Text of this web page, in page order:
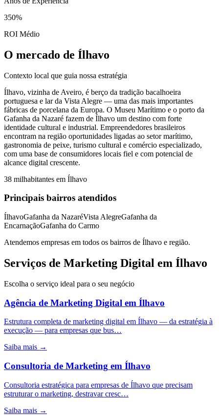
350%
ROI Médio
O mercado de Ílhavo
Contexto local que guia nossa estratégia
Ílhavo, vizinha de Aveiro, é berço da tradição bacalhoeira
portuguesa e lar da Vista Alegre — uma das mais importantes
fábricas de porcelana da Europa. O Museu Marítimo e o porto da
Gafanha da Nazaré fazem de Ílhavo um destino com forte
identidade cultural e industrial. Empreendedores brasileiros
encontram na região oportunidades ligadas ao setor marítimo,
gastronomia de peixe, turismo cultural e comércio especializado,
com uma base de consumidores locais fiel e com potencial de
alcance digital crescente.
38 milhabitantes em Ílhavo
Principais bairros atendidos
ÍlhavoGafanha da NazaréVista AlegreGafanha da
EncarnaçãoGafanha do Carmo
Atendemos empresas em todos os bairros de Ílhavo e região.
Serviços de Marketing Digital em Ílhavo
Escolha o serviço ideal para o seu negócio
Agência de Marketing Digital em Ílhavo
Estrutura completa de marketing digital em Ílhavo — da estratégia à
execução — para empresas que bus…
Saiba mais →
Consultoria de Marketing em Ílhavo
Consultoria estratégica para empresas de Ílhavo que precisam
estruturar o marketing, destravar cresc…
Saiba mais →